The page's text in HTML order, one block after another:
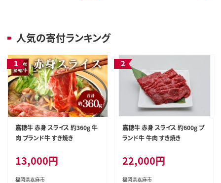
人気の寄付ランキング
嘉穂牛 赤身 スライス 約360g 牛
肉 ブランド牛 すき焼き
13,000円
福岡県嘉麻市
嘉穂牛 赤身 スライス 約600g ブ
ランド牛 牛肉 すき焼き
22,000円
福岡県嘉麻市